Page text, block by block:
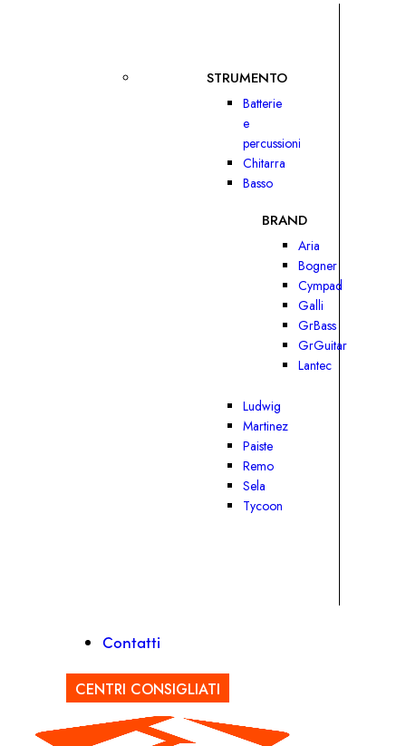
STRUMENTO
Batterie
e
percussioni
Chitarra
Basso
BRAND
Aria
Bogner
Cympad
Galli
GrBass
GrGuitar
Lantec
Ludwig
Martinez
Paiste
Remo
Sela
Tycoon
Contatti
CENTRI CONSIGLIATI